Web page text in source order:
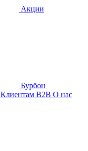
Акции
Бурбон
Клиентам B2B О нас